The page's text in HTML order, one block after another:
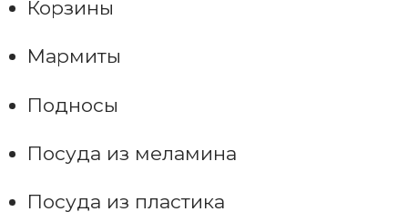
Корзины
Мармиты
Подносы
Посуда из меламина
Посуда из пластика